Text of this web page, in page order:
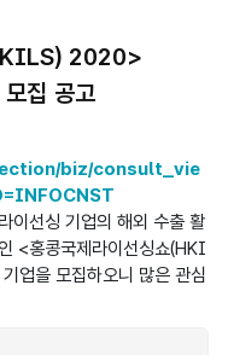
2020>
집 공고
biz/consult_vie
이선싱 기업의 해외 수출 활
<홍콩국제라이선싱쇼(HKI
업을 모집하오니 많은 관심